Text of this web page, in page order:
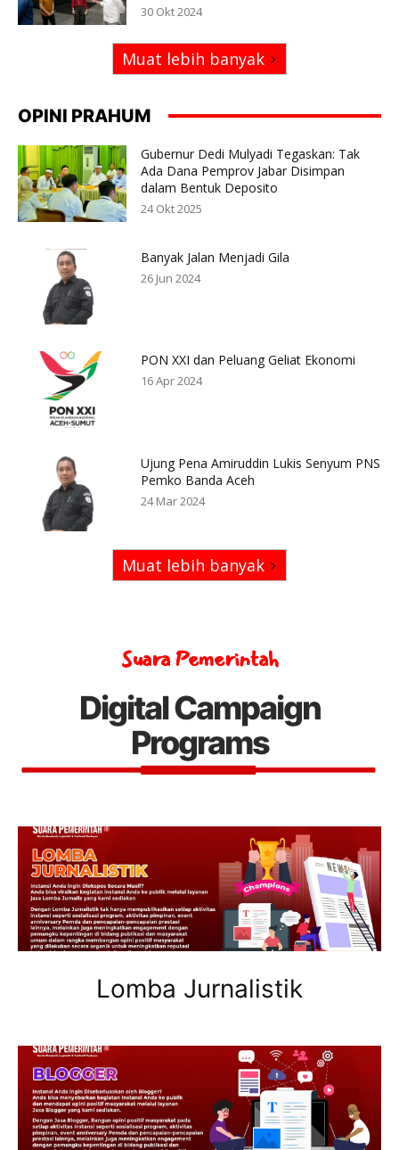
30 Okt 2024
Muat lebih banyak
OPINI PRAHUM
Gubernur Dedi Mulyadi Tegaskan: Tak
Ada Dana Pemprov Jabar Disimpan
dalam Bentuk Deposito
24 Okt 2025
Banyak Jalan Menjadi Gila
26 Jun 2024
PON XXI dan Peluang Geliat Ekonomi
16 Apr 2024
Ujung Pena Amiruddin Lukis Senyum PNS
Pemko Banda Aceh
24 Mar 2024
Muat lebih banyak
Suara Pemerintah
Digital Campaign
Programs
Lomba Jurnalistik